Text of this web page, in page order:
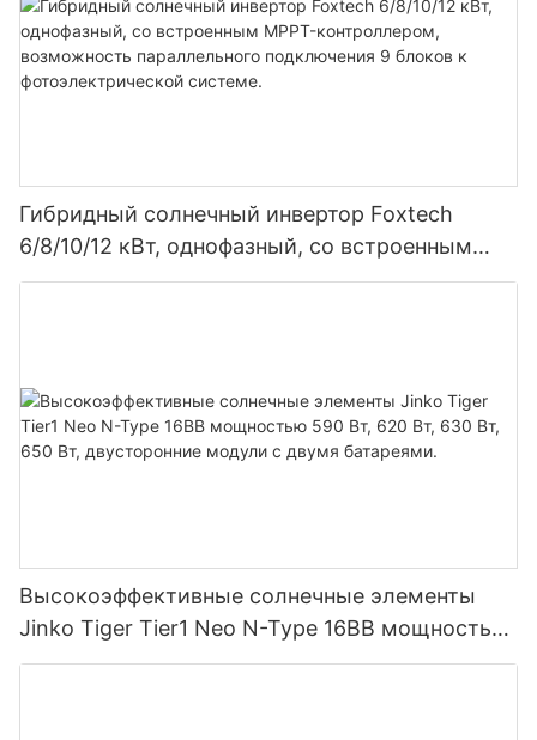
Гибридный солнечный инвертор Foxtech
6/8/10/12 кВт, однофазный, со встроенным
MPPT-контроллером, возможность
Высокоэффективные солнечные элементы
Jinko Tiger Tier1 Neo N-Type 16BB мощностью
590 Вт, 620 Вт, 630 Вт, 650 Вт, двусторонние